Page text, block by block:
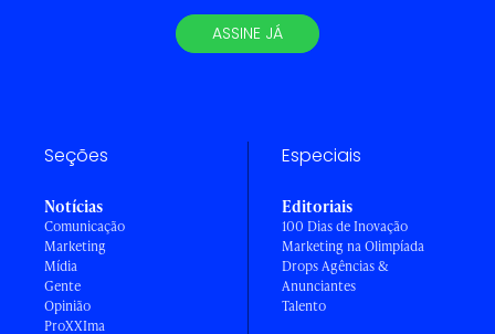
ASSINE JÁ
Seções
Notícias
Comunicação
Marketing
Mídia
Gente
Opinião
ProXXIma
Especiais
Editoriais
100 Dias de Inovação
Marketing na Olimpíada
Drops Agências &
Anunciantes
Talento